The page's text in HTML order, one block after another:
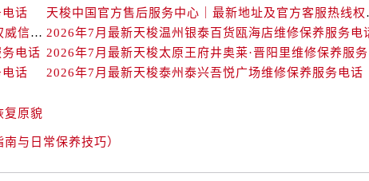
务中心（需提前预约）
服务中心（需提前预约）
中心（需提前预约）
交叉口售后服务中心（需提前预约）
名表维修授权店1楼售后服务中心（需提前预约）
国际中心D座11层1102室售后服务中心（需提前预约）
话
天梭中国官
天梭中国官方售后服务中心｜详细地址与售后热线权威信息通知（2026年7月最新） 2026年7月最新天梭温州银泰百货瓯海店维修保养服务电
电话
话
2026年7月最新天梭泰州泰兴吾悦广场维修保养服务电话
复原貌
与日常保养技巧）